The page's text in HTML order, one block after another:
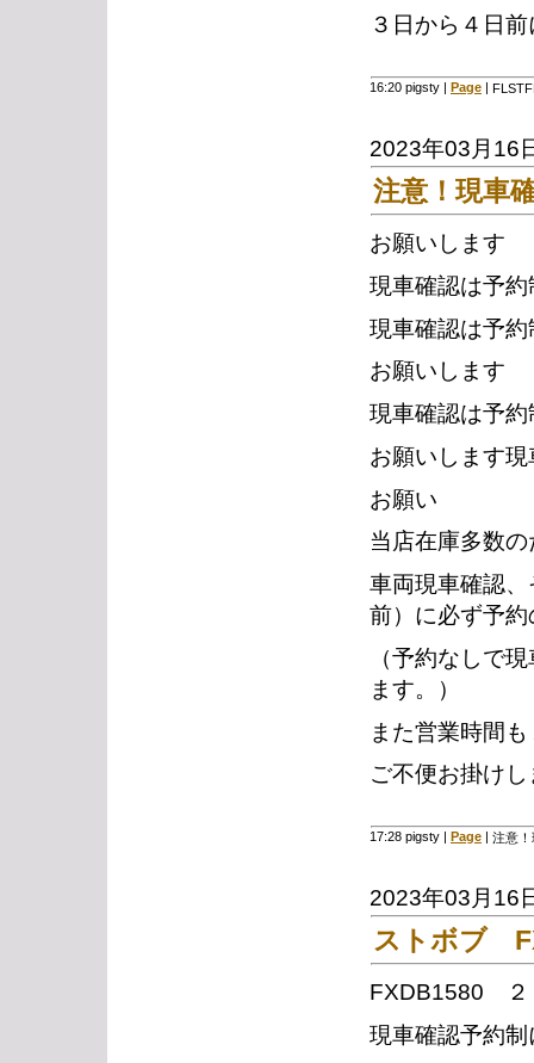
３日から４日
16:20 pigsty | Page |
2023年03月16
注意！現車
お願いします
現車確認は予
現車確認は予
お願いします
現車確認は予
お願いします
お願い
当店在庫多数
車両現車確認
前）に必ず予
（予約なしで
ます。）
また営業時間
ご不便お掛け
17:28 pigsty Page 注意
2023年03月16
ストボブ
FXDB1580
現車確認予約